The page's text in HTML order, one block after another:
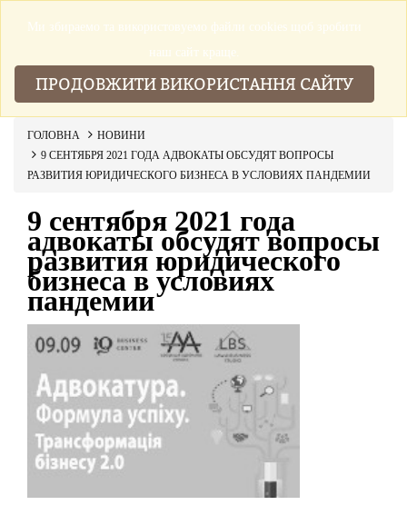
ГОЛОВНА
НОВИНИ
9 СЕНТЯБРЯ 2021 ГОДА АДВОКАТЫ ОБСУДЯТ ВОПРОСЫ
РАЗВИТИЯ ЮРИДИЧЕСКОГО БИЗНЕСА В УСЛОВИЯХ ПАНДЕМИИ
9 сентября 2021 года
адвокаты обсудят вопросы
развития юридического
бизнеса в условиях
пандемии
Ми збираемо та використовуемо файли cookies щоб зробити
наш сайт краще.
ПРОДОВЖИТИ ВИКОРИСТАННЯ САЙТУ